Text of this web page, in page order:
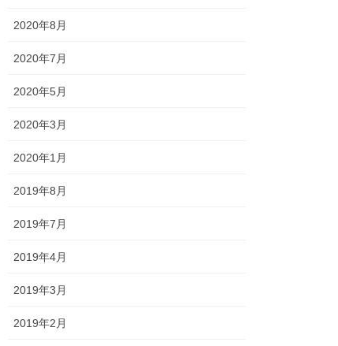
2020年8月
2020年7月
2020年5月
2020年3月
2020年1月
2019年8月
2019年7月
2019年4月
2019年3月
2019年2月